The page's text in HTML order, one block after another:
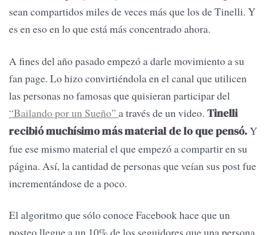
sean compartidos miles de veces más que los de Tinelli. Y
es en eso en lo que está más concentrado ahora.
A fines del año pasado empezó a darle movimiento a su
fan page. Lo hizo convirtiéndola en el canal que utilicen
las personas no famosas que quisieran participar del
“Bailando por un Sueño” a través de un video. Tinelli
recibió muchísimo más material de lo que pensó.Y
fue ese mismo material el que empezó a compartir en su
página. Así, la cantidad de personas que veían sus post fue
incrementándose de a poco.
El algoritmo que sólo conoce Facebook hace que un